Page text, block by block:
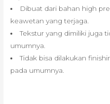
Dibuat dari bahan high
keawetan yang terjaga.
Tekstur yang dimiliki juga
umumnya.
Tidak bisa dilakukan
pada umumnya.